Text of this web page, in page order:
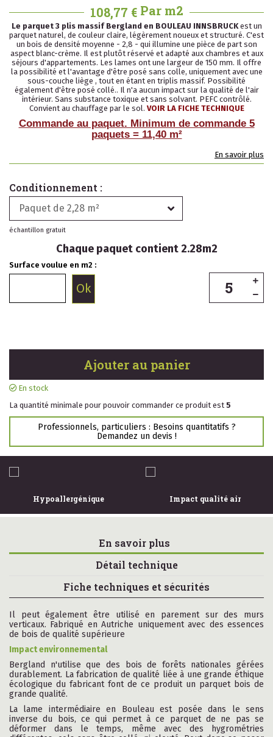
108,77 €Par m2
Le parquet 3 plis massif Bergland en BOULEAU INNSBRUCKest un
parquet naturel, de couleur claire, légèrement noueux et structuré. C'est
un bois de densité moyenne - 2,8 - qui illumine une pièce de part son
aspect blanc-crème. Il est plutôt réservé et adapté aux chambres et aux
séjours d'appartements. Les lames ont une largeur de 150 mm. Il offre
la possibilité et l'avantage d'être posé sans colle, uniquement avec une
sous-couche liège , tout en étant en triplis massif. Possibilité
également d'être posé collé.. Il n'a aucun impact sur la qualité de l'air
intérieur. Sans substance toxique et sans solvant. PEFC contrôlé.
Convient au chauffage par le sol. VOIR LA FICHE TECHNIQUE
Commande au paquet. Minimum de commande 5
paquets = 11,40 m²
En savoir plus
Conditionnement :
Paquet de 2,28 m²
échantillon gratuit
Chaque paquet contient 2.28m2
Surface voulue en m2 :
Ajouter au panier
En stock
La quantité minimale pour pouvoir commander ce produit est 5
Professionnels, particuliers : Besoins quantitatifs ?
Demandez un devis !
Hypoallergénique Impact qualité air
En savoir plus
Détail technique
Fiche techniques et sécurités
Il peut également être utilisé en parement sur des murs
verticaux. Fabriqué en Autriche uniquement avec des essences
de bois de qualité supérieure
Impact environnemental
Bergland n'utilise que des bois de forêts nationales gérées
durablement. La fabrication de qualité liée à une grande éthique
écologique du fabricant font de ce produit un parquet bois de
grande qualité.
La lame intermédiaire en Bouleau est posée dans le sens
inverse du bois, ce qui permet à ce parquet de ne pas se
déformer dans le temps, même avec des hygrométries